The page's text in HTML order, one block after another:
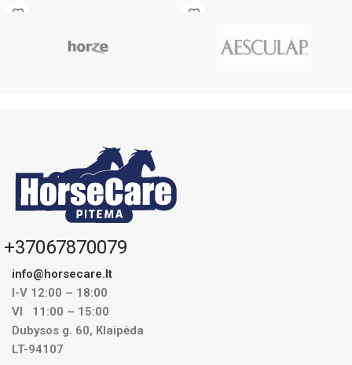
energijos reikalingos žirgams gali būti
+37067870079
info@horsecare.lt
I-V 12:00 – 18:00
VI 11:00 – 15:00
Dubysos g. 60, Klaipėda
LT-94107